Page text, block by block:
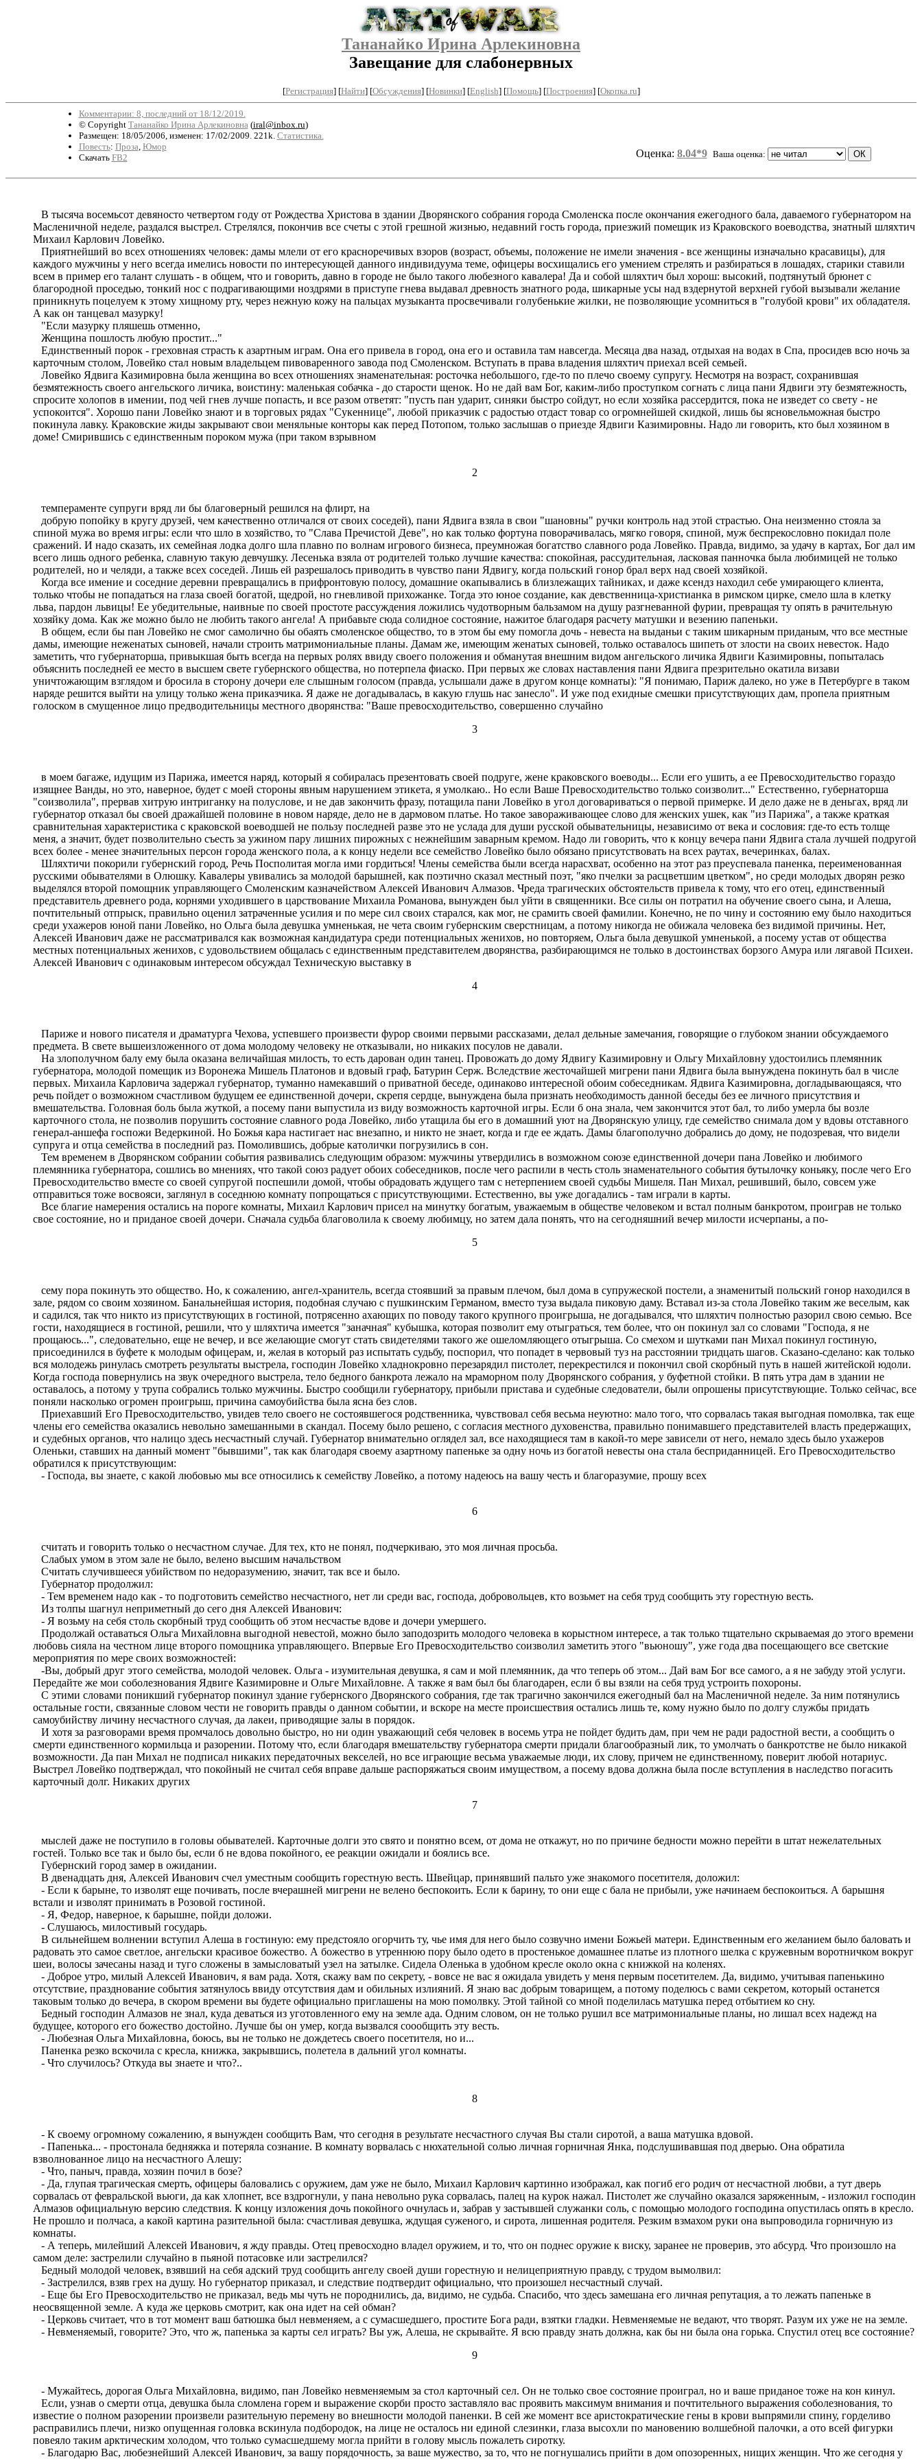
Тананайко Ирина Арлекиновна
Завещание для слабонервных
[Регистрация] [Найти] [Обсуждения] [Новинки] [English] [Помощь] [Построения] [Окопка.ru]
Комментарии: 8, последний от 18/12/2019.
© Copyright Тананайко Ирина Арлекиновна (iral@inbox.ru)
Размещен: 18/05/2006, изменен: 17/02/2009. 221k. Статистика.
Повесть: Проза Юмор
Скачать FB2 Оценка: 8.04*9 Ваша оценка:
В тысяча восемьсот девяносто четвертом году от Рождества Христова в здании Дворянского собрания города Смоленска после окончания ежегодного бала, даваемого губернатором на
Масленичной неделе, раздался выстрел. Стрелялся, покончив все счеты с этой грешной жизнью, недавний гость города, приезжий помещик из Краковского воеводства, знатный шляхтич
Михаил Карлович Ловейко.
Приятнейший во всех отношениях человек: дамы млели от его красноречивых взоров (возраст, объемы, положение не имели значения - все женщины изначально красавицы), для
каждого мужчины у него всегда имелись новости по интересующей данного индивидуума теме, офицеры восхищались его умением стрелять и разбираться в лошадях, старики ставили
всем в пример его талант слушать - в общем, что и говорить, давно в городе не было такого любезного кавалера! Да и собой шляхтич был хорош: высокий, подтянутый брюнет с
благородной проседью, тонкий нос с подрагивающими ноздрями в приступе гнева выдавал древность знатного рода, шикарные усы над вздернутой верхней губой вызывали желание
приникнуть поцелуем к этому хищному рту, через нежную кожу на пальцах музыканта просвечивали голубенькие жилки, не позволяющие усомниться в "голубой крови" их обладателя.
А как он танцевал мазурку!
"Если мазурку пляшешь отменно,
Женщина пошлость любую простит..."
Единственный порок - греховная страсть к азартным играм. Она его привела в город, она его и оставила там навсегда. Месяца два назад, отдыхая на водах в Спа, просидев всю ночь за
карточным столом, Ловейко стал новым владельцем пивоваренного завода под Смоленском. Вступать в права владения шляхтич приехал всей семьей.
Ловейко Ядвига Казимировна была женщина во всех отношениях знаменательная: росточка небольшого, где-то по плечо своему супругу. Несмотря на возраст, сохранившая
безмятежность своего ангельского личика, воистину: маленькая собачка - до старости щенок. Но не дай вам Бог, каким-либо проступком согнать с лица пани Ядвиги эту безмятежность,
спросите холопов в имении, под чей гнев лучше попасть, и все разом ответят: "пусть пан ударит, синяки быстро сойдут, но если хозяйка рассердится, пока не изведет со свету - не
успокоится". Хорошо пани Ловейко знают и в торговых рядах "Сукеннице", любой приказчик с радостью отдаст товар со огромнейшей скидкой, лишь бы ясновельможная быстро
покинула лавку. Краковские жиды закрывают свои меняльные конторы как перед Потопом, только заслышав о приезде Ядвиги Казимировны. Надо ли говорить, кто был хозяином в
доме! Смирившись с единственным пороком мужа (при таком взрывном
2
темпераменте супруги вряд ли бы благоверный решился на флирт, на
добрую попойку в кругу друзей, чем качественно отличался от своих соседей), пани Ядвига взяла в свои "шановны" ручки контроль над этой страстью. Она неизменно стояла за
спиной мужа во время игры: если что шло в хозяйство, то "Слава Пречистой Деве", но как только фортуна поворачивалась, мягко говоря, спиной, муж беспрекословно покидал поле
сражений. И надо сказать, их семейная лодка долго шла плавно по волнам игрового бизнеса, преумножая богатство славного рода Ловейко. Правда, видимо, за удачу в картах, Бог дал им
всего лишь одного ребенка, славную такую девчушку. Лесенька взяла от родителей только лучшие качества: спокойная, рассудительная, ласковая панночка была любимицей не только
родителей, но и челяди, а также всех соседей. Лишь ей разрешалось приводить в чувство пани Ядвигу, когда польский гонор брал верх над своей хозяйкой.
Когда все имение и соседние деревни превращались в прифронтовую полосу, домашние окапывались в близлежащих тайниках, и даже ксендз находил себе умирающего клиента,
только чтобы не попадаться на глаза своей богатой, щедрой, но гневливой прихожанке. Тогда это юное создание, как девственница-христианка в римском цирке, смело шла в клетку
льва, пардон львицы! Ее убедительные, наивные по своей простоте рассуждения ложились чудотворным бальзамом на душу разгневанной фурии, превращая ту опять в рачительную
хозяйку дома. Как же можно было не любить такого ангела! А прибавьте сюда солидное состояние, нажитое благодаря расчету матушки и везению папеньки.
В общем, если бы пан Ловейко не смог самолично бы обаять смоленское общество, то в этом бы ему помогла дочь - невеста на выданьи с таким шикарным приданым, что все местные
дамы, имеющие неженатых сыновей, начали строить матримониальные планы. Дамам же, имеющим женатых сыновей, только оставалось шипеть от злости на своих невесток. Надо
заметить, что губернаторша, привыкшая быть всегда на первых ролях ввиду своего положения и обманутая внешним видом ангельского личика Ядвиги Казимировны, попыталась
объяснить последней ее место в высшем свете губернского общества, но потерпела фиаско. При первых же словах наставления пани Ядвига презрительно окатила визави
уничтожающим взглядом и бросила в сторону дочери еле слышным голосом (правда, услышали даже в другом конце комнаты): "Я понимаю, Париж далеко, но уже в Петербурге в таком
наряде решится выйти на улицу только жена приказчика. Я даже не догадывалась, в какую глушь нас занесло". И уже под ехидные смешки присутствующих дам, пропела приятным
голоском в смущенное лицо предводительницы местного дворянства: "Ваше превосходительство, совершенно случайно
3
в моем багаже, идущим из Парижа, имеется наряд, который я собиралась презентовать своей подруге, жене краковского воеводы... Если его ушить, а ее Превосходительство гораздо
изящнее Ванды, но это, наверное, будет с моей стороны явным нарушением этикета, я умолкаю.. Но если Ваше Превосходительство только соизволит..." Естественно, губернаторша
"соизволила", прервав хитрую интриганку на полуслове, и не дав закончить фразу, потащила пани Ловейко в угол договариваться о первой примерке. И дело даже не в деньгах, вряд ли
губернатор отказал бы своей дражайшей половине в новом наряде, дело не в дармовом платье. Но такое завораживающее слово для женских ушек, как "из Парижа", а также краткая
сравнительная характеристика с краковской воеводшей не пользу последней разве это не услада для души русской обывательницы, независимо от века и сословия: где-то есть толще
меня, а значит, будет позволительно съесть за ужином пару лишних пирожных с нежнейшим заварным кремом. Надо ли говорить, что к концу вечера пани Ядвига стала лучшей подругой
всех более - менее значительных персон города женского пола, а к концу недели все семейство Ловейко было обязано присутствовать на всех раутах, вечеринках, балах.
Шляхтичи покорили губернский город, Речь Посполитая могла ими гордиться! Члены семейства были всегда нарасхват, особенно на этот раз преуспевала паненка, переименованная
русскими обывателями в Олюшку. Кавалеры увивались за молодой барышней, как поэтично сказал местный поэт, "яко пчелки за расцветшим цветком", но среди молодых дворян резко
выделялся второй помощник управляющего Смоленским казначейством Алексей Иванович Алмазов. Чреда трагических обстоятельств привела к тому, что его отец, единственный
представитель древнего рода, корнями уходившего в царствование Михаила Романова, вынужден был уйти в священники. Все силы он потратил на обучение своего сына, и Алеша,
почтительный отпрыск, правильно оценил затраченные усилия и по мере сил своих старался, как мог, не срамить своей фамилии. Конечно, не по чину и состоянию ему было находиться
среди ухажеров юной пани Ловейко, но Ольга была девушка умненькая, не чета своим губернским сверстницам, а потому никогда не обижала человека без видимой причины. Нет,
Алексей Иванович даже не рассматривался как возможная кандидатура среди потенциальных женихов, но повторяем, Ольга была девушкой умненькой, а посему устав от общества
местных потенциальных женихов, с удовольствием общалась с единственным представителем дворянства, разбирающимся не только в достоинствах борзого Амура или лягавой Психеи.
Алексей Иванович с одинаковым интересом обсуждал Техническую выставку в
4
Париже и нового писателя и драматурга Чехова, успевшего произвести фурор своими первыми рассказами, делал дельные замечания, говорящие о глубоком знании обсуждаемого
предмета. В свете вышеизложенного от дома молодому человеку не отказывали, но никаких посулов не давали.
На злополучном балу ему была оказана величайшая милость, то есть дарован один танец. Провожать до дому Ядвигу Казимировну и Ольгу Михайловну удостоились племянник
губернатора, молодой помещик из Воронежа Мишель Платонов и вдовый граф, Батурин Серж. Вследствие жесточайшей мигрени пани Ядвига была вынуждена покинуть бал в числе
первых. Михаила Карловича задержал губернатор, туманно намекавший о приватной беседе, одинаково интересной обоим собеседникам. Ядвига Казимировна, догладывающаяся, что
речь пойдет о возможном счастливом будущем ее единственной дочери, скрепя сердце, вынуждена была признать необходимость данной беседы без ее личного присутствия и
вмешательства. Головная боль была жуткой, а посему пани выпустила из виду возможность карточной игры. Если б она знала, чем закончится этот бал, то либо умерла бы возле
карточного стола, не позволив порушить состояние славного рода Ловейко, либо утащила бы его в домашний уют на Дворянскую улицу, где семейство снимала дом у вдовы отставного
генерал-аншефа госпожи Ведеркиной. Но Божья кара настигает нас внезапно, и никто не знает, когда и где ее ждать. Дамы благополучно добрались до дому, не подозревая, что видели
супруга и отца семейства в последний раз. Помолившись, добрые католички погрузились в сон.
Тем временем в Дворянском собрании события развивались следующим образом: мужчины утвердились в возможном союзе единственной дочери пана Ловейко и любимого
племянника губернатора, сошлись во мнениях, что такой союз радует обоих собеседников, после чего распили в честь столь знаменательного события бутылочку коньяку, после чего Его
Превосходительство вместе со своей супругой поспешили домой, чтобы обрадовать ждущего там с нетерпением своей судьбы Мишеля. Пан Михал, решивший, было, совсем уже
отправиться тоже восвояси, заглянул в соседнюю комнату попрощаться с присутствующими. Естественно, вы уже догадались - там играли в карты.
Все благие намерения остались на пороге комнаты, Михаил Карлович присел на минутку богатым, уважаемым в обществе человеком и встал полным банкротом, проиграв не только
свое состояние, но и приданое своей дочери. Сначала судьба благоволила к своему любимцу, но затем дала понять, что на сегодняшний вечер милости исчерпаны, а по-
5
сему пора покинуть это общество. Но, к сожалению, ангел-хранитель, всегда стоявший за правым плечом, был дома в супружеской постели, а знаменитый польский гонор находился в
зале, рядом со своим хозяином. Банальнейшая история, подобная случаю с пушкинским Германом, вместо туза выдала пиковую даму. Вставал из-за стола Ловейко таким же веселым, как
и садился, так что никто из присутствующих в гостиной, потрясенно ахающих по поводу такого крупного проигрыша, не догадывался, что шляхтич полностью разорил свою семью. Все
гости, находящиеся в гостиной, решили, что у шляхтича имеется "заначная" кубышка, которая позволит ему отыграться, тем более, что он покинул зал со словами "Господа, я не
прощаюсь...", следовательно, еще не вечер, и все желающие смогут стать свидетелями такого же ошеломляющего отыгрыша. Со смехом и шутками пан Михал покинул гостиную,
присоединился в буфете к молодым офицерам, и, желая в который раз испытать судьбу, поспорил, что попадет в червовый туз на расстоянии тридцать шагов. Сказано-сделано: как только
вся молодежь ринулась смотреть результаты выстрела, господин Ловейко хладнокровно перезарядил пистолет, перекрестился и покончил свой скорбный путь в нашей житейской юдоли.
Когда господа повернулись на звук очередного выстрела, тело бедного банкрота лежало на мраморном полу Дворянского собрания, у буфетной стойки. В пять утра дам в здании не
оставалось, а потому у трупа собрались только мужчины. Быстро сообщили губернатору, прибыли пристава и судебные следователи, были опрошены присутствующие. Только сейчас, все
поняли насколько огромен проигрыш, причина самоубийства была ясна без слов.
Приехавший Его Превосходительство, увидев тело своего не состоявшегося родственника, чувствовал себя весьма неуютно: мало того, что сорвалась такая выгодная помолвка, так еще
члены его семейства оказались невольно замешанными в скандал. Посему было решено, с согласия местного духовенства, правильно понимавшего представителей власть предержащих,
и судебных органов, что налицо здесь несчастный случай. Губернатор внимательно оглядел зал, все находящиеся там в какой-то мере зависели от него, немало здесь было ухажеров
Оленьки, ставших на данный момент "бывшими", так как благодаря своему азартному папеньке за одну ночь из богатой невесты она стала бесприданницей. Его Превосходительство
обратился к присутствующим:
- Господа, вы знаете, с какой любовью мы все относились к семейству Ловейко, а потому надеюсь на вашу честь и благоразумие, прошу всех
6
считать и говорить только о несчастном случае. Для тех, кто не понял, подчеркиваю, это моя личная просьба.
Слабых умом в этом зале не было, велено высшим начальством
Считать случившееся убийством по недоразумению, значит, так все и было.
Губернатор продолжил:
- Тем временем надо как - то подготовить семейство несчастного, нет ли среди вас, господа, добровольцев, кто возьмет на себя труд сообщить эту горестную весть.
Из толпы шагнул неприметный до сего дня Алексей Иванович:
- Я возьму на себя столь скорбный труд сообщить об этом несчастье вдове и дочери умершего.
Продолжай оставаться Ольга Михайловна выгодной невестой, можно было заподозрить молодого человека в корыстном интересе, а так только тщательно скрываемая до этого времени
любовь сияла на честном лице второго помощника управляющего. Впервые Его Превосходительство соизволил заметить этого "вьюношу", уже года два посещающего все светские
мероприятия по мере своих возможностей:
-Вы, добрый друг этого семейства, молодой человек. Ольга - изумительная девушка, я сам и мой племянник, да что теперь об этом... Дай вам Бог все самого, а я не забуду этой услуги.
Передайте же мои соболезнования Ядвиге Казимировне и Ольге Михайловне. А также я вам был бы благодарен, если б вы взяли на себя труд устроить похороны.
С этими словами поникший губернатор покинул здание губернского Дворянского собрания, где так трагично закончился ежегодный бал на Масленичной неделе. За ним потянулись
остальные гости, связанные словом чести не говорить правды о данном событии, и вскоре на месте происшествия остались лишь те, кому нужно было по долгу службы придать
самоубийству личину несчастного случая, да лакеи, приводящие залы в порядок.
И хотя за разговорами время промчалось довольно быстро, но ни один уважающий себя человек в восемь утра не пойдет будить дам, при чем не ради радостной вести, а сообщить о
смерти единственного кормильца и разорении. Потому что, если благодаря вмешательству губернатора смерти придали благообразный лик, то умолчать о банкротстве не было никакой
возможности. Да пан Михал не подписал никаких передаточных векселей, но все играющие весьма уважаемые люди, их слову, причем не единственному, поверит любой нотариус.
Выстрел Ловейко подтверждал, что покойный не считал себя вправе дальше распоряжаться своим имуществом, а посему вдова должна была после вступления в наследство погасить
карточный долг. Никаких других
7
мыслей даже не поступило в головы обывателей. Карточные долги это свято и понятно всем, от дома не откажут, но по причине бедности можно перейти в штат нежелательных
гостей. Только все так и было бы, если б не вдова покойного, ее реакции ожидали и боялись все.
Губернский город замер в ожидании.
В двенадцать дня, Алексей Иванович счел уместным сообщить горестную весть. Швейцар, принявший пальто уже знакомого посетителя, доложил:
- Если к барыне, то изволят еще почивать, после вчерашней мигрени не велено беспокоить. Если к барину, то они еще с бала не прибыли, уже начинаем беспокоиться. А барышня
встали и изволят принимать в Розовой гостиной.
- Я, Федор, наверное, к барышне, пойди доложи.
- Слушаюсь, милостивый государь.
В сильнейшем волнении вступил Алеша в гостиную: ему предстояло огорчить ту, чье имя для него было созвучно имени Божьей матери. Единственным его желанием было баловать и
радовать это самое светлое, ангельски красивое божество. А божество в утреннюю пору было одето в простенькое домашнее платье из плотного шелка с кружевным воротничком вокруг
шеи, волосы зачесаны назад и туго сложены в замысловатый узел на затылке. Сидела Оленька в удобном кресле около окна с книжкой на коленях.
- Доброе утро, милый Алексей Иванович, я вам рада. Хотя, скажу вам по секрету, - вовсе не вас я ожидала увидеть у меня первым посетителем. Да, видимо, учитывая папенькино
отсутствие, празднование события затянулось ввиду отсутствия дам и обильных излияний. Я знаю вас добрым товарищем, а потому поделюсь с вами секретом, который останется
таковым только до вечера, в скором времени вы будете официально приглашены на мою помолвку. Этой тайной со мной поделилась матушка перед отбытием ко сну.
Бедный господин Алмазов не знал, куда деваться из уготовленного ему на земле ада. Одним словом, он не только рушил все матримониальные планы, но лишал всех надежд на
будущее, которого его божество достойно. Лучше бы он умер, когда вызвался соообщить эту весть.
- Любезная Ольга Михайловна, боюсь, вы не только не дождетесь своего посетителя, но и...
Паненка резко вскочила с кресла, книжка, закрывшись, полетела в дальний угол комнаты.
- Что случилось? Откуда вы знаете и что?..
8
- К своему огромному сожалению, я вынужден сообщить Вам, что сегодня в результате несчастного случая Вы стали сиротой, а ваша матушка вдовой.
- Папенька... - простонала бедняжка и потеряла сознание. В комнату ворвалась с нюхательной солью личная горничная Янка, подслушивавшая под дверью. Она обратила
взволнованное лицо на несчастного Алешу:
- Что, паныч, правда, хозяин почил в бозе?
- Да, глупая трагическая смерть, офицеры баловались с оружием, дам уже не было, Михаил Карлович картинно изображал, как погиб его родич от несчастной любви, а тут дверь
сорвалась от февральской вьюги, да как хлопнет, все вздрогнули, у пана невольно рука сорвалась, палец на курок нажал. Пистолет же случайно оказался заряженным, - изложил господин
Алмазов официальную версию следствия. К концу изложения дочь покойного очнулась и, забрав у застывшей служанки соль, с помощью молодого господина опустилась опять в кресло.
Не прошло и полчаса, а какой картина разительной была: счастливая девушка, ждущая суженого, и сирота, лишенная родителя. Резким взмахом руки она выпроводила горничную из
комнаты.
- А теперь, милейший Алексей Иванович, я жду правды. Отец превосходно владел оружием, и то, что он поднес оружие к виску, заранее не проверив, это абсурд. Что произошло на
самом деле: застрелили случайно в пьяной потасовке или застрелился?
Бедный молодой человек, взявший на себя адский труд сообщить ангелу своей души горестную и нелицеприятную правду, с трудом вымолвил:
- Застрелился, взяв грех на душу. Но губернатор приказал, и следствие подтвердит официально, что произошел несчастный случай.
- Еще бы Его Превосходительство не приказал, ведь мы чуть не породнились, да, видимо, не судьба. Спасибо, что здесь замешана его личная репутация, а то лежать папеньке в
неосвященной земле. А куда же церковь смотрит, как она идет на сей обман?
- Церковь считает, что в тот момент ваш батюшка был невменяем, а с сумасшедшего, простите Бога ради, взятки гладки. Невменяемые не ведают, что творят. Разум их уже не на земле.
- Невменяемый, говорите? Это, что ж, папенька за карты сел играть? Вы уж, Алеша, не скрывайте. Я всю правду знать должна, как бы ни была она горька. Спустил отец все состояние?
9
- Мужайтесь, дорогая Ольга Михайловна, видимо, пан Ловейко невменяемым за стол карточный сел. Он не только свое состояние проиграл, но и ваше приданое тоже на кон кинул.
Если, узнав о смерти отца, девушка была сломлена горем и выражение скорби просто заставляло вас проявить максимум внимания и почтительного выражения соболезнования, то
известие о полном разорении произвели разительную перемену во внешности молодой паненки. В сей же момент все аристократические гены в крови выпрямили спину, горделиво
расправились плечи, низко опущенная головка вскинула подбородок, на лице не осталось ни единой слезинки, глаза высохли по мановению волшебной палочки, а ото всей фигурки
повеяло таким арктическим холодом, что только сумасшедшему могла прийти в голову мысль пожалеть сиротку.
- Благодарю Вас, любезнейший Алексей Иванович, за вашу порядочность, за ваше мужество, за то, что не погнушались прийти в дом опозоренных, нищих женщин. Что же сегодня у